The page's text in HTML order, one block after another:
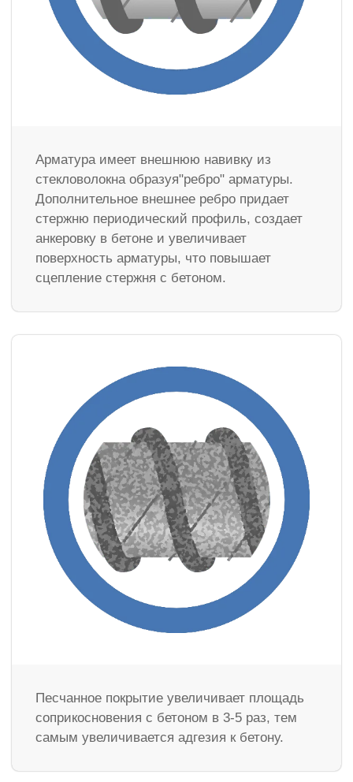
Арматура имеет внешнюю навивку из
стекловолокна образуя"ребро" арматуры.
Дополнительное внешнее ребро придает
стержню периодический профиль, создает
анкеровку в бетоне и увеличивает
поверхность арматуры, что повышает
сцепление стержня с бетоном.
Песчанное покрытие увеличивает площадь
соприкосновения с бетоном в 3-5 раз, тем
самым увеличивается адгезия к бетону.